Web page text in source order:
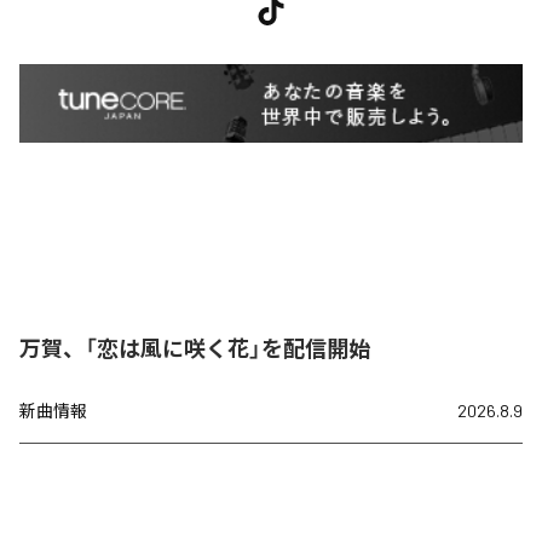
万賀、「恋は風に咲く花」を配信開始
新曲情報 2026.8.9